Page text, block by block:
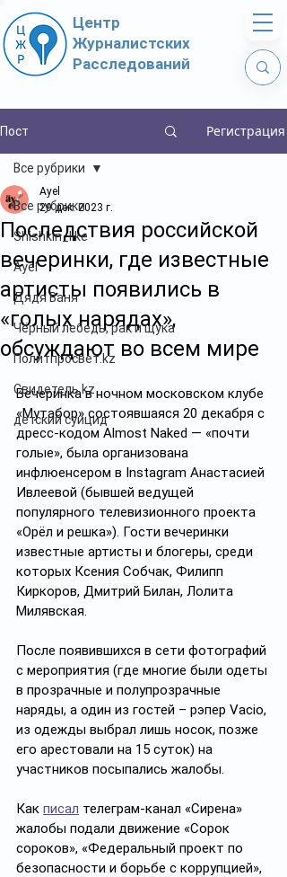
Центр
Журналистских
Расследований
Пост Регистрация
Все рубрики
Shishkin_like
Ayel
Дядя Ваня
Чёрный лебедь, рак и щука
Политпросвет.kz
Свидетель.kz
детский суицид
Все рубрики
Последствия российской
вечеринки, где известные
артисты появились в
«голых нарядах»,
обсуждают во всем мире
Ayel
29 дек. 2023 г.
Вечеринка в ночном московском клубе
«Мутабор» состоявшаяся 20 декабря с
дресс-кодом Almost Naked — «почти
голые», была организована
инфлюенсером в Instagram Анастасией
Ивлеевой (бывшей ведущей
популярного телевизионного проекта
«Орёл и решка»). Гости вечеринки
известные артисты и блогеры, среди
которых Ксения Собчак, Филипп
Киркоров, Дмитрий Билан, Лолита
Милявская.
После появившихся в сети фотографий
с мероприятия (где многие были одеты
в прозрачные и полупрозрачные
наряды, а один из гостей – рэпер Vacio,
из одежды выбрал лишь носок, позже
его арестовали на 15 суток) на
участников посыпались жалобы.
Как писал телеграм-канал «Сирена»
жалобы подали движение «Сорок
сороков», «Федеральный проект по
безопасности и борьбе с коррупцией»,